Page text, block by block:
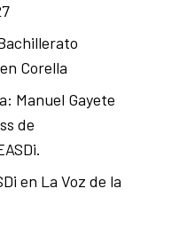
Corella
Manuel Gayete
de
en La Voz de la